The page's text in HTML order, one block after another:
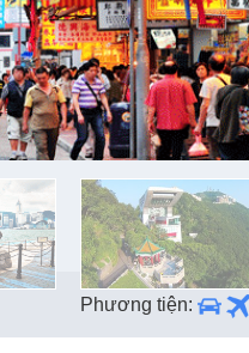
Phương tiện: